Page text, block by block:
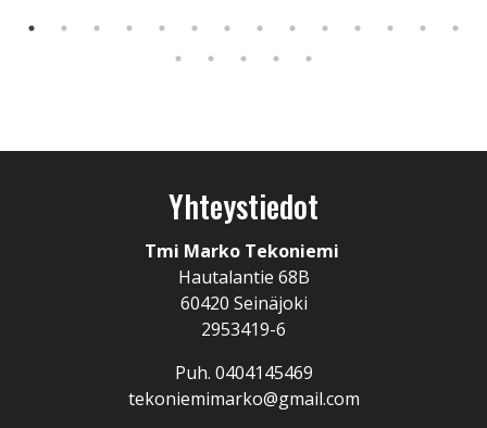
Yhteystiedot
Tmi Marko Tekoniemi
Hautalantie 68B
60420 Seinäjoki
2953419-6
Puh. 0404145469
tekoniemimarko@gmail.com